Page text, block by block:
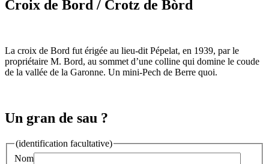
Croix de Bord / Crotz de Bòrd
La croix de Bord fut érigée au lieu-dit Pépelat, en 1939, par le
propriétaire M. Bord, au sommet d’une colline qui domine le coude
de la vallée de la Garonne. Un mini-Pech de Berre quoi.
Un gran de sau ?
(identification facultative)
Nom